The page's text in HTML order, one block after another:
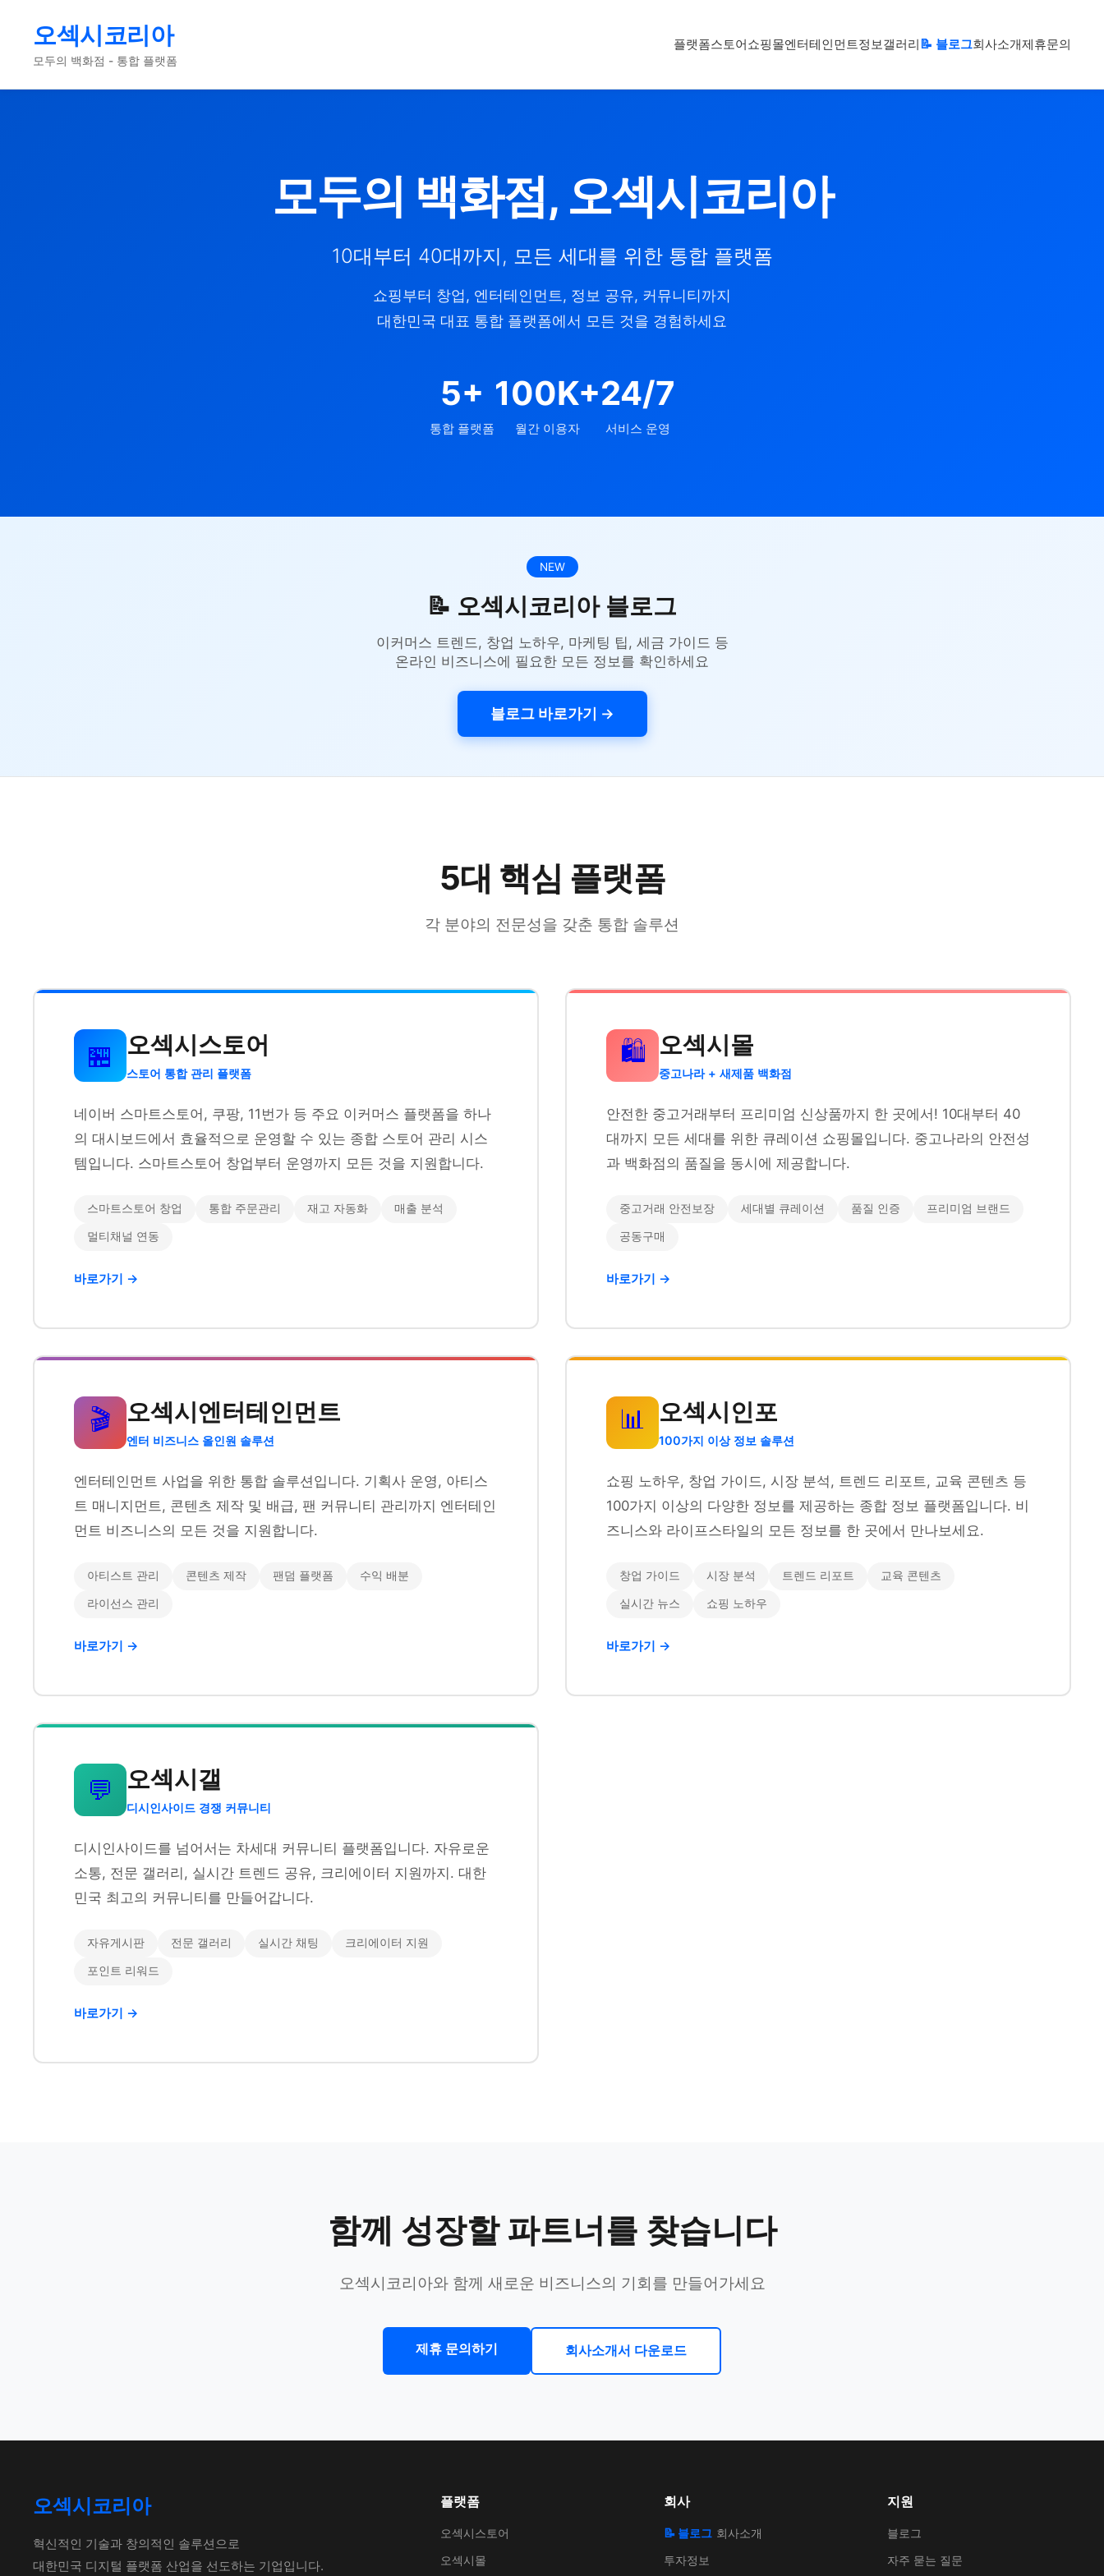
오섹시코리아
모두의 백화점 - 통합 플랫폼
플랫폼스토어쇼핑몰엔터테인먼트정보갤러리📝 블로그회사소개제휴문의
모두의 백화점, 오섹시코리아
10대부터 40대까지, 모든 세대를 위한 통합 플랫폼
쇼핑부터 창업, 엔터테인먼트, 정보 공유, 커뮤니티까지
대한민국 대표 통합 플랫폼에서 모든 것을 경험하세요
5+
통합 플랫폼
100K+
월간 이용자
24/7
서비스 운영
NEW
📝 오섹시코리아 블로그
이커머스 트렌드, 창업 노하우, 마케팅 팁, 세금 가이드 등
온라인 비즈니스에 필요한 모든 정보를 확인하세요
블로그 바로가기 →
5대 핵심 플랫폼
각 분야의 전문성을 갖춘 통합 솔루션
🏪 오섹시스토어
스토어 통합 관리 플랫폼
네이버 스마트스토어, 쿠팡, 11번가 등 주요 이커머스 플랫폼을 하나
의 대시보드에서 효율적으로 운영할 수 있는 종합 스토어 관리 시스
템입니다. 스마트스토어 창업부터 운영까지 모든 것을 지원합니다.
스마트스토어 창업 통합 주문관리 재고 자동화 매출 분석
멀티채널 연동
바로가기 →
🛍️ 오섹시몰
중고나라 + 새제품 백화점
안전한 중고거래부터 프리미엄 신상품까지 한 곳에서! 10대부터 40
대까지 모든 세대를 위한 큐레이션 쇼핑몰입니다. 중고나라의 안전성
과 백화점의 품질을 동시에 제공합니다.
중고거래 안전보장 세대별 큐레이션 품질 인증 프리미엄 브랜드
공동구매
바로가기 →
🎬 오섹시엔터테인먼트
엔터 비즈니스 올인원 솔루션
엔터테인먼트 사업을 위한 통합 솔루션입니다. 기획사 운영, 아티스
트 매니지먼트, 콘텐츠 제작 및 배급, 팬 커뮤니티 관리까지 엔터테인
먼트 비즈니스의 모든 것을 지원합니다.
아티스트 관리 콘텐츠 제작 팬덤 플랫폼 수익 배분
라이선스 관리
바로가기 →
📊 오섹시인포
100가지 이상 정보 솔루션
쇼핑 노하우, 창업 가이드, 시장 분석, 트렌드 리포트, 교육 콘텐츠 등
100가지 이상의 다양한 정보를 제공하는 종합 정보 플랫폼입니다. 비
즈니스와 라이프스타일의 모든 정보를 한 곳에서 만나보세요.
창업 가이드 시장 분석 트렌드 리포트 교육 콘텐츠
실시간 뉴스 쇼핑 노하우
바로가기 →
💬 오섹시갤
디시인사이드 경쟁 커뮤니티
디시인사이드를 넘어서는 차세대 커뮤니티 플랫폼입니다. 자유로운
소통, 전문 갤러리, 실시간 트렌드 공유, 크리에이터 지원까지. 대한
민국 최고의 커뮤니티를 만들어갑니다.
자유게시판 전문 갤러리 실시간 채팅 크리에이터 지원
포인트 리워드
바로가기 →
함께 성장할 파트너를 찾습니다
오섹시코리아와 함께 새로운 비즈니스의 기회를 만들어가세요
제휴 문의하기 회사소개서 다운로드
오섹시코리아
혁신적인 기술과 창의적인 솔루션으로
대한민국 디지털 플랫폼 산업을 선도하는 기업입니다.
플랫폼
오섹시스토어
오섹시몰
회사
📝 블로그 회사소개
투자정보
지원
블로그
자주 묻는 질문